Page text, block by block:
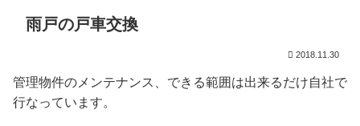
雨戸の戸車交換
2018.11.30
管理物件のメンテナンス、できる範囲は出来るだけ自社で
行なっています。